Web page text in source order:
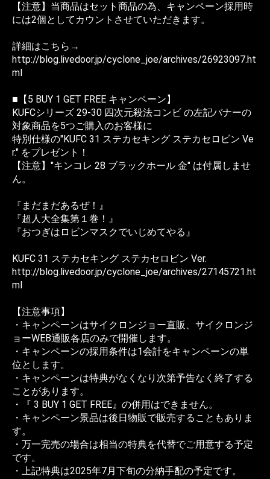
【注意】当商品はセット商品の為、キャンペーン採用時
には2個としてカウントさせていただきます。
詳細はこちら→
http://blog.livedoor.jp/cyclone_joe/archives/26923097.ht
ml
■【5 BUY 1 GET FREE キャンペーン】
KUFCシリーズ 29-30 四次元殺法コンビ の左記バナーの
対象商品を5つご購入のお客様に
特別仕様の"KUFC 31 ステカセキング ステカセロビン Ve
r." をプレゼント！
【注意】"キンコレ 28 ブラックホール 金" は付属しませ
ん。
『まだまだあるぜ！』
『超人大全集第１巻！』
『おつぎはロビンマスクでいじめてやる』
KUFC 31 ステカセキング ステカセロビン Ver.
http://blog.livedoor.jp/cyclone_joe/archives/27145721.ht
ml
【注意事項】
・キャンペーンはサイクロンジョー直販、サイクロンジ
ョーWEB通販各店のみで開催します。
・キャンペーンの採用条件は1会計をキャンペーンの単
位とします。
・キャンペーンは特典がなくなり次第予告なく終了する
ことがあります。
・『 3 BUY 1 GET FREE』の併用はできません。
・キャンペーン景品は後日物販で販売することもありま
す。
・万一完売の場合は相当の特典を代替でご用意する予定
です。
・上記特典は2025年7月下旬の分納手配の予定です。